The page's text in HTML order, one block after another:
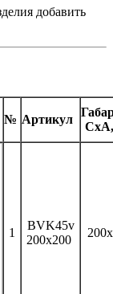
добавить
№ Артикул
1
BVK45v
200x200